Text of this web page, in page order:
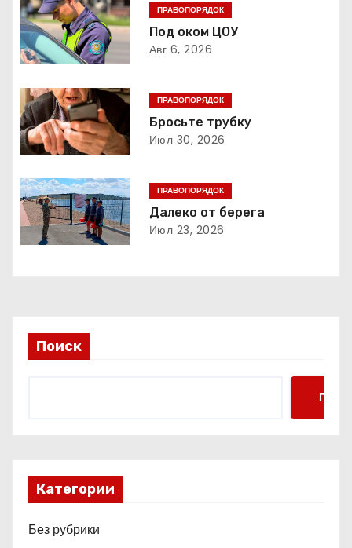
г
а
ц
и
я
п
о
з
и
ПРАВОПОРЯДОК
Под оком ЦОУ
Авг 6, 2026
ПРАВОПОРЯДОК
Бросьте трубку
Июл 30, 2026
ПРАВОПОРЯДОК
Далеко от берега
Июл 23, 2026
Поиск
Поиск
Категории
Без рубрики